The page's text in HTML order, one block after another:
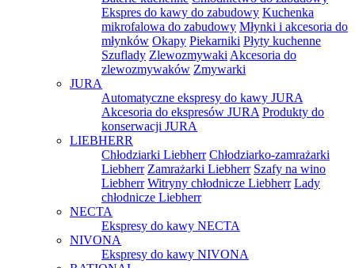
Ekspres do kawy do zabudowy Kuchenka
mikrofalowa do zabudowy Młynki i akcesoria do
młynków Okapy Piekarniki Płyty kuchenne
Szuflady Zlewozmywaki Akcesoria do
zlewozmywaków Zmywarki
JURA
Automatyczne ekspresy do kawy JURA
Akcesoria do ekspresów JURA Produkty do
konserwacji JURA
LIEBHERR
Chłodziarki Liebherr Chłodziarko-zamrażarki
Liebherr Zamrażarki Liebherr Szafy na wino
Liebherr Witryny chłodnicze Liebherr Lady
chłodnicze Liebherr
NECTA
Ekspresy do kawy NECTA
NIVONA
Ekspresy do kawy NIVONA